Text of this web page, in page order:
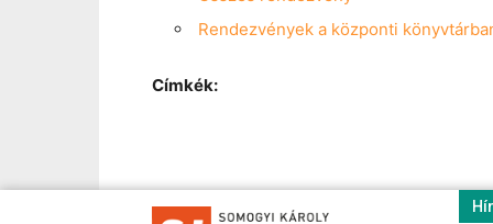
Rendezvények a központi
Címkék: